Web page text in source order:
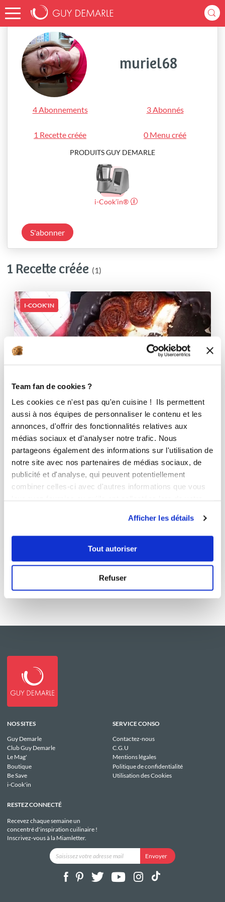
Team fan de cookies ?
Les cookies ce n'est pas qu'en cuisine ! Ils permettent
aussi à nos équipes de personnaliser le contenu et les
annonces, d'offrir des fonctionnalités relatives aux
médias sociaux et d'analyser notre trafic. Nous
partageons également des informations sur l'utilisation de
notre site avec nos partenaires de médias sociaux, de
publicité et d'analyse, qui peuvent potentiellement
combiner celles-ci avec d'autres informations que vous
Afficher les détails
Tout autoriser
Refuser
Accueil muriel68
muriel68
4 Abonnements 3 Abonnés
1 Recette créée 0 Menu créé
PRODUITS GUY DEMARLE
i-Cook’in®
S'abonner
1 Recette créée (1)
I-COOK'IN
BRIOCHE ROULEE A LA CANNELLE
NOS SITES
Guy Demarle
Club Guy Demarle
Le Mag'
Boutique
Be Save
i-Cook'in
SERVICE CONSO
Contactez-nous
C.G.U
Mentions légales
Politique de confidentialité
Utilisation des Cookies
RESTEZ CONNECTÉ
Recevez chaque semaine un
concentré d'inspiration cuilinaire !
Inscrivez-vous à la Miamletter.